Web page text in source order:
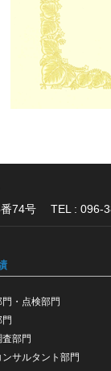
番74号 TEL :
・点検部門
部門
サルタント部門